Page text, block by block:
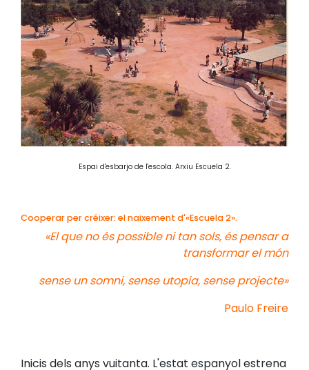
Espai d'esbarjo de l'escola. Arxiu Escuela 2.
Cooperar per créixer: el naixement d'«Escuela 2».
«El que no és possible ni tan sols, és pensar a
transformar el món
sense un somni, sense utopia, sense projecte»
Paulo Freire
Inicis dels anys vuitanta. L'estat espanyol estrena